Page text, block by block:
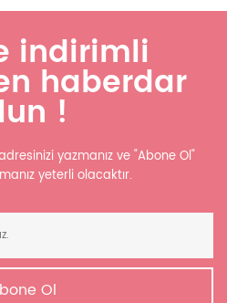
indirimli
haberdar
!
yazmanız ve "Abone Ol"
yeterli olacaktır.
Ol